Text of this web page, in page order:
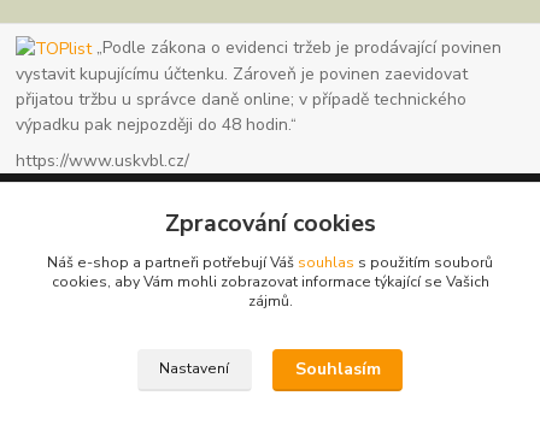
„Podle zákona o evidenci tržeb je prodávající povinen
vystavit kupujícímu účtenku. Zároveň je povinen zaevidovat
přijatou tržbu u správce daně online; v případě technického
výpadku pak nejpozději do 48 hodin.“
https://www.uskvbl.cz/
www.granule123.cz
Ut - Pá 8:30 - 16:30, So 8:30 - 11:00
Zpracování cookies
Náš e-shop a partneři potřebují Váš souhlas s použitím souborů
cookies, aby Vám mohli zobrazovat informace týkající se Vašich
zájmů.
Nastavení Souhlasím